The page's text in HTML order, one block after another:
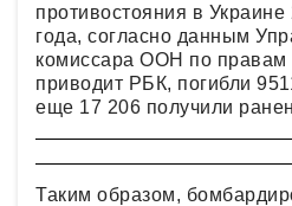
противостояния в
года, согласно данным
комиссара ООН по правам
приводит РБК, погибли
еще 17 206 получили
Таким образом,